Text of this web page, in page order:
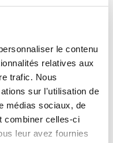
le contenu
relatives aux
trafic. Nous
sur l'utilisation de
médias sociaux, de
combiner celles-ci
leur avez fournies
obligatoirement
une
courte durée, la
Pour une
sa durée est de